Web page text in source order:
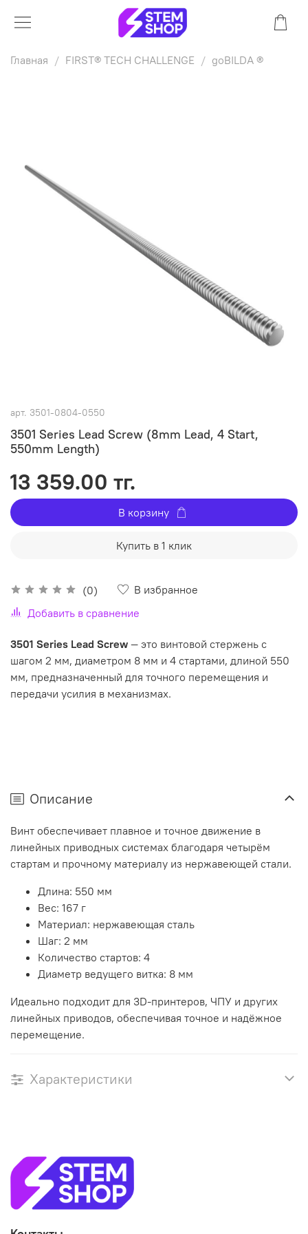
Главная FIRST® TECH CHALLENGE goBILDA ®
арт. 3501-0804-0550
3501 Series Lead Screw (8mm Lead, 4 Start,
550mm Length)
(0)
В избранное
Добавить в сравнение
13 359.00 тг.
В корзину
Купить в 1 клик
3501 Series Lead Screw — это винтовой стержень с
шагом 2 мм, диаметром 8 мм и 4 стартами, длиной 550
мм, предназначенный для точного перемещения и
передачи усилия в механизмах.
Описание
Винт обеспечивает плавное и точное движение в
линейных приводных системах благодаря четырём
стартам и прочному материалу из нержавеющей стали.
Длина: 550 мм
Вес: 167 г
Материал: нержавеющая сталь
Шаг: 2 мм
Количество стартов: 4
Диаметр ведущего витка: 8 мм
Идеально подходит для 3D-принтеров, ЧПУ и других
линейных приводов, обеспечивая точное и надёжное
перемещение.
Характеристики